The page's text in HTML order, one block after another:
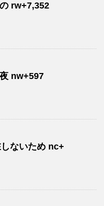
rw+7,352
nw+597
ないため nc+